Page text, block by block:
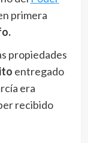
primera
propiedades
entregado
era
recibido